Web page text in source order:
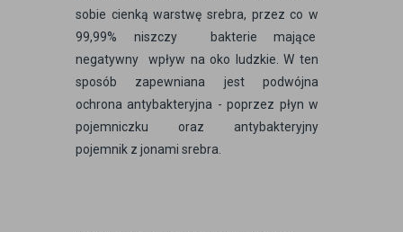
sobie cienką warstwę srebra, przez co w
99,99% niszczy bakterie mające
negatywny wpływ na oko ludzkie. W ten
sposób zapewniana jest podwójna
ochrona antybakteryjna - poprzez płyn w
pojemniczku oraz antybakteryjny
pojemnik z jonami srebra.